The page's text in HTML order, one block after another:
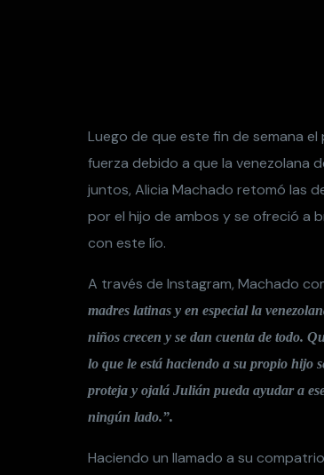
Luego de que este fin de semana
fuerza debido a que la venezolana
juntos, Alicia Machado retomó las
por el hijo de ambos y se ofreció a
con este lío.
A través de Instagram, Machado
madres latinas y en especial la
niños crecen y se dan cuenta de todo.
lo que le está haciendo a su propio hijo
proteja y ojalá Julián pueda ayudar a
ningún lado.”.
Haciendo un llamado a su